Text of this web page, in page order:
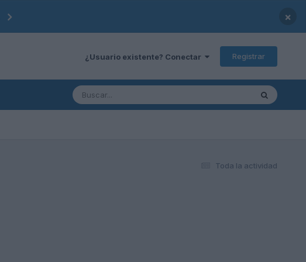
×
¿Usuario existente? Conectar Registrar
Toda la actividad